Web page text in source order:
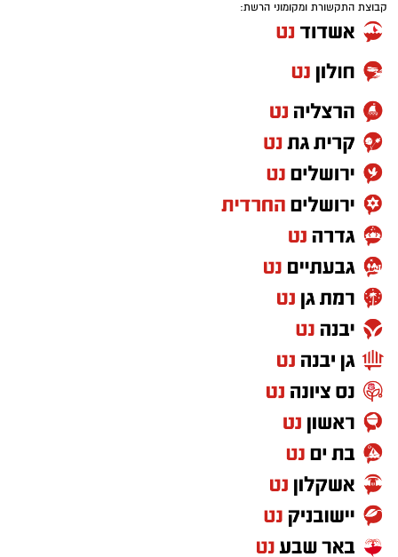
קבוצת התקשורת ומקומוני הרשת: